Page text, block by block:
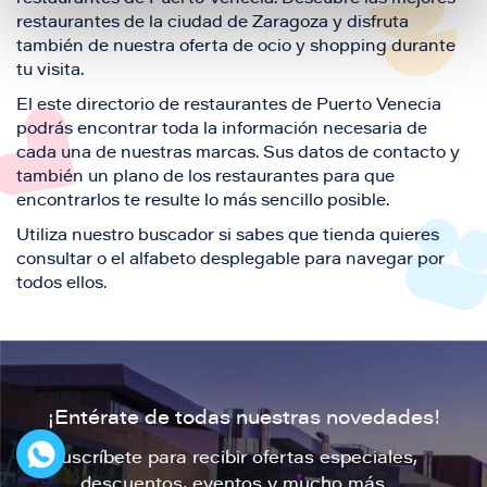
restaurantes de la ciudad de Zaragoza y disfruta
también de nuestra oferta de ocio y shopping durante
tu visita.
El este directorio de restaurantes de Puerto Venecia
podrás encontrar toda la información necesaria de
cada una de nuestras marcas. Sus datos de contacto y
también un plano de los restaurantes para que
encontrarlos te resulte lo más sencillo posible.
Utiliza nuestro buscador si sabes que tienda quieres
consultar o el alfabeto desplegable para navegar por
todos ellos.
¡Entérate de todas nuestras novedades!
Suscríbete para recibir ofertas especiales,